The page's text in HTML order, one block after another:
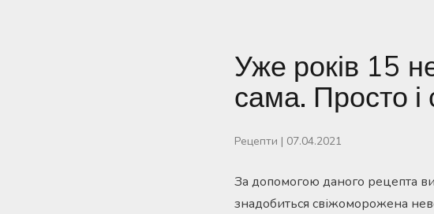
Уже років 15
сама. Просто і
Рецепти | 07.04.2021
За допомогою даного рецепта
знадобиться свіжоморожена